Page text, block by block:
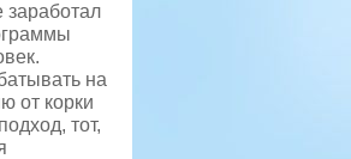
на
от корки
тот,